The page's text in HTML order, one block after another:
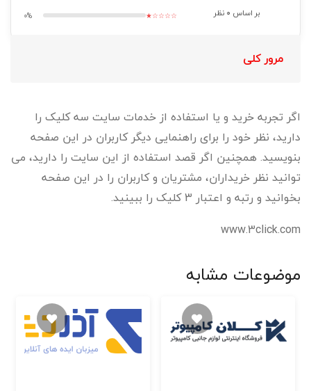
بر اساس 0 نظر
★☆☆☆☆
0%
مرور کلی
اگر تجربه خرید و یا استفاده از خدمات سایت سه کلیک را
دارید، نظر خود را برای راهنمایی دیگر کاربران در این صفحه
بنویسید. همچنین اگر قصد استفاده از این سایت را دارید، می
توانید نظر خریداران، مشتریان و کاربران را در این صفحه
بخوانید و رتبه و اعتبار 3 کلیک را ببینید.
www.3click.com
موضوعات مشابه